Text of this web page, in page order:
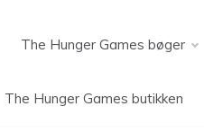
The Hunger Games bøger
The Hunger Games butikken